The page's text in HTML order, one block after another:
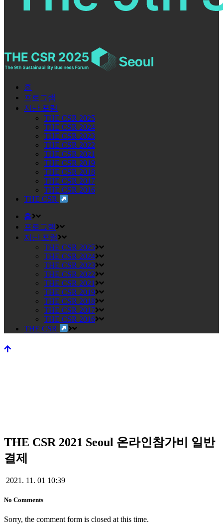
홈
프로그램
지난 포럼
THE CSR 2025
THE CSR 2024
THE CSR 2023
THE CSR 2022
THE CSR 2021
THE CSR 2019
THE CSR 2018
THE CSR 2017
THE CSR 2016
THE CSR
홈
프로그램
지난 포럼
THE CSR 2025
THE CSR 2024
THE CSR 2023
THE CSR 2022
THE CSR 2021
THE CSR 2019
THE CSR 2018
THE CSR 2017
THE CSR 2016
THE CSR
THE CSR 2021 Seoul 온라인참
가비 일반결제
THE CSR 2021 Seoul 온라인참가비 일반
결제
2021. 11. 01 10:39
No Comments
Sorry, the comment form is closed at this time.